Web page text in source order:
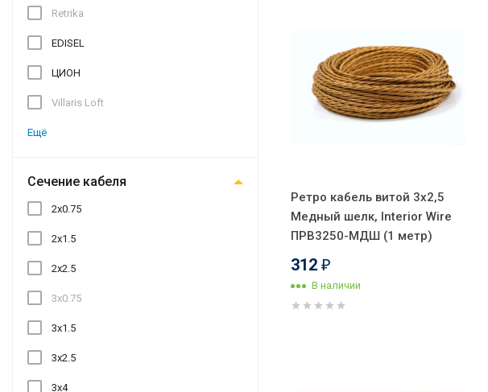
Retrika
EDISEL
ЦИОН
Villaris Loft
Ещё
Сечение кабеля
2x0.75
2x1.5
2x2.5
3x0.75
3x1.5
3x2.5
3x4
Ретро кабель витой 3x2,5
Медный шелк, Interior Wire
ПРВ3250-МДШ (1 метр)
312 ₽
В наличии